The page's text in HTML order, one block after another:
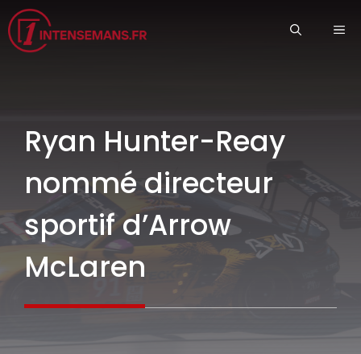
Aller
au
contenu
Ryan Hunter-Reay
nommé directeur
sportif d’Arrow
McLaren